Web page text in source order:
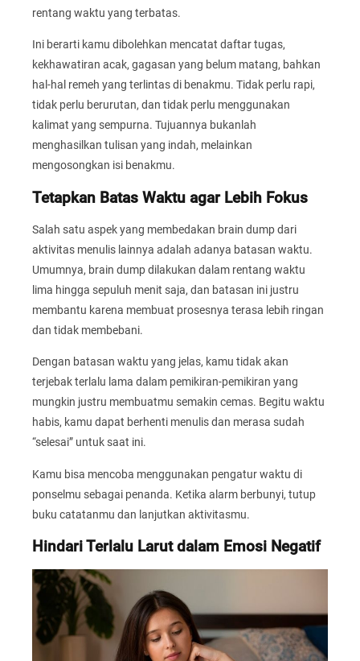
rentang waktu yang terbatas.
Ini berarti kamu dibolehkan mencatat daftar tugas,
kekhawatiran acak, gagasan yang belum matang, bahkan
hal-hal remeh yang terlintas di benakmu. Tidak perlu rapi,
tidak perlu berurutan, dan tidak perlu menggunakan
kalimat yang sempurna. Tujuannya bukanlah
menghasilkan tulisan yang indah, melainkan
mengosongkan isi benakmu.
Tetapkan Batas Waktu agar Lebih Fokus
Salah satu aspek yang membedakan brain dump dari
aktivitas menulis lainnya adalah adanya batasan waktu.
Umumnya, brain dump dilakukan dalam rentang waktu
lima hingga sepuluh menit saja, dan batasan ini justru
membantu karena membuat prosesnya terasa lebih ringan
dan tidak membebani.
Dengan batasan waktu yang jelas, kamu tidak akan
terjebak terlalu lama dalam pemikiran-pemikiran yang
mungkin justru membuatmu semakin cemas. Begitu waktu
habis, kamu dapat berhenti menulis dan merasa sudah
“selesai” untuk saat ini.
Kamu bisa mencoba menggunakan pengatur waktu di
ponselmu sebagai penanda. Ketika alarm berbunyi, tutup
buku catatanmu dan lanjutkan aktivitasmu.
Hindari Terlalu Larut dalam Emosi Negatif